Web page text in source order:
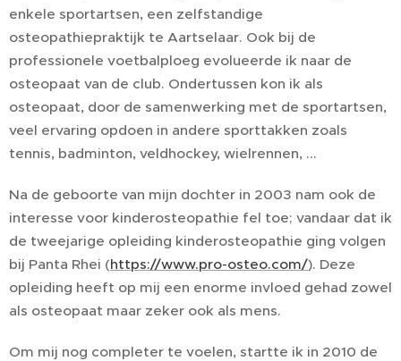
enkele sportartsen, een zelfstandige
osteopathiepraktijk te Aartselaar. Ook bij de
professionele voetbalploeg evolueerde ik naar de
osteopaat van de club. Ondertussen kon ik als
osteopaat, door de samenwerking met de sportartsen,
veel ervaring opdoen in andere sporttakken zoals
tennis, badminton, veldhockey, wielrennen, ...
Na de geboorte van mijn dochter in 2003 nam ook de
interesse voor kinderosteopathie fel toe; vandaar dat ik
de tweejarige opleiding kinderosteopathie ging volgen
bij Panta Rhei (https://www.pro-osteo.com/). Deze
opleiding heeft op mij een enorme invloed gehad zowel
als osteopaat maar zeker ook als mens.
Om mij nog completer te voelen, startte ik in 2010 de